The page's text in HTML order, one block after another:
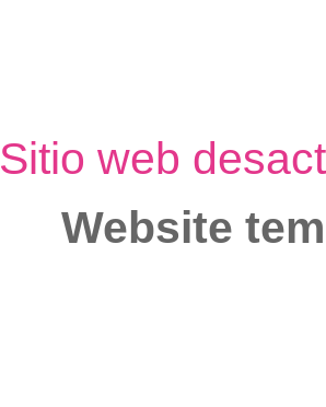
Sitio web
Website